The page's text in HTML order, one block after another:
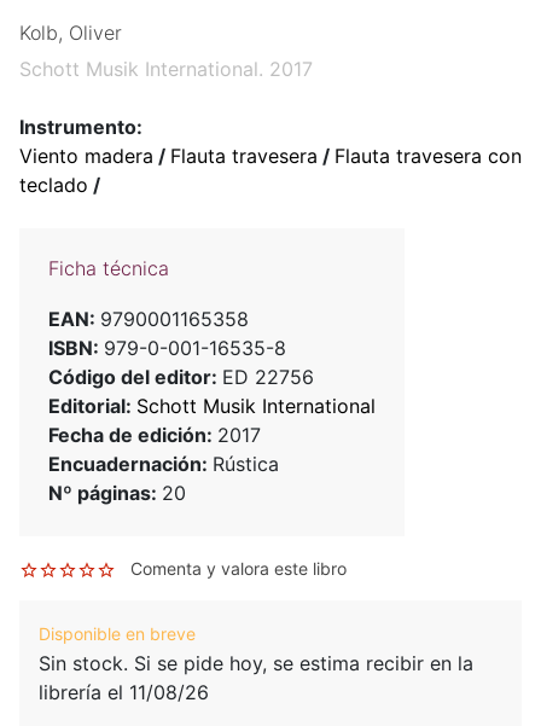
Kolb, Oliver
Schott Musik International. 2017
Instrumento:
Viento madera / Flauta travesera / Flauta travesera con
teclado /
Ficha técnica
EAN: 9790001165358
ISBN: 979-0-001-16535-8
Código del editor: ED 22756
Editorial: Schott Musik International
Fecha de edición: 2017
Encuadernación: Rústica
Nº páginas: 20
Comenta y valora este libro
Disponible en breve
Sin stock. Si se pide hoy, se estima recibir en la
librería el 11/08/26